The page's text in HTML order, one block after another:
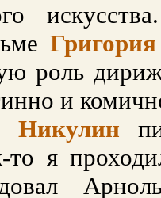
роль
и
Никулин
я